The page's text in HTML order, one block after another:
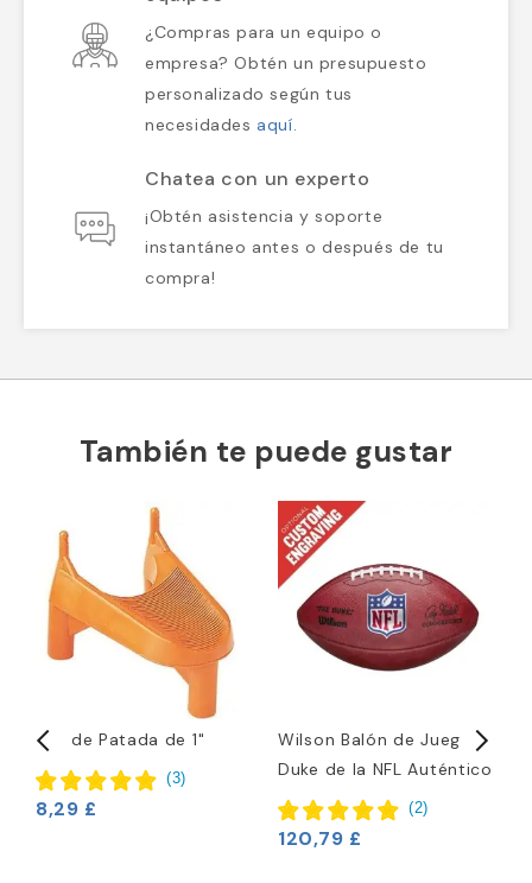
¿Compras para un equipo o
empresa? Obtén un presupuesto
personalizado según tus
necesidades aquí.
Chatea con un experto
¡Obtén asistencia y soporte
instantáneo antes o después de tu
compra!
También te puede gustar
Tee de Patada de 1"
(3)
8,29 £
Wilson Balón de Juego
Duke de la NFL Auténtico
(2)
120,79 £